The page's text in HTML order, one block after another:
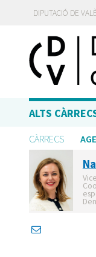
DIPUTACIÓ DE
ALTS
CÀRRECS